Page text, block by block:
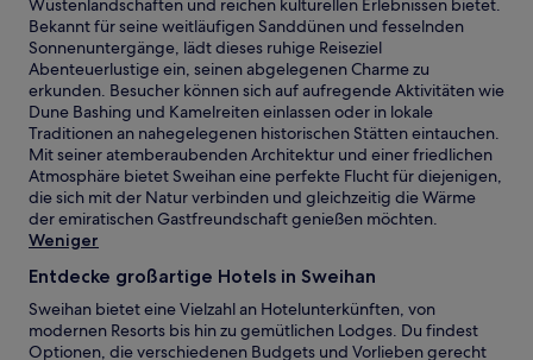
Wüstenlandschaften und reichen kulturellen Erlebnissen bietet.
Bekannt für seine weitläufigen Sanddünen und fesselnden
Sonnenuntergänge, lädt dieses ruhige Reiseziel
Abenteuerlustige ein, seinen abgelegenen Charme zu
erkunden. Besucher können sich auf aufregende Aktivitäten wie
Dune Bashing und Kamelreiten einlassen oder in lokale
Traditionen an nahegelegenen historischen Stätten eintauchen.
Mit seiner atemberaubenden Architektur und einer friedlichen
Atmosphäre bietet Sweihan eine perfekte Flucht für diejenigen,
die sich mit der Natur verbinden und gleichzeitig die Wärme
der emiratischen Gastfreundschaft genießen möchten.
Weniger
Entdecke großartige Hotels in Sweihan
Sweihan bietet eine Vielzahl an Hotelunterkünften, von
modernen Resorts bis hin zu gemütlichen Lodges. Du findest
Optionen, die verschiedenen Budgets und Vorlieben gerecht